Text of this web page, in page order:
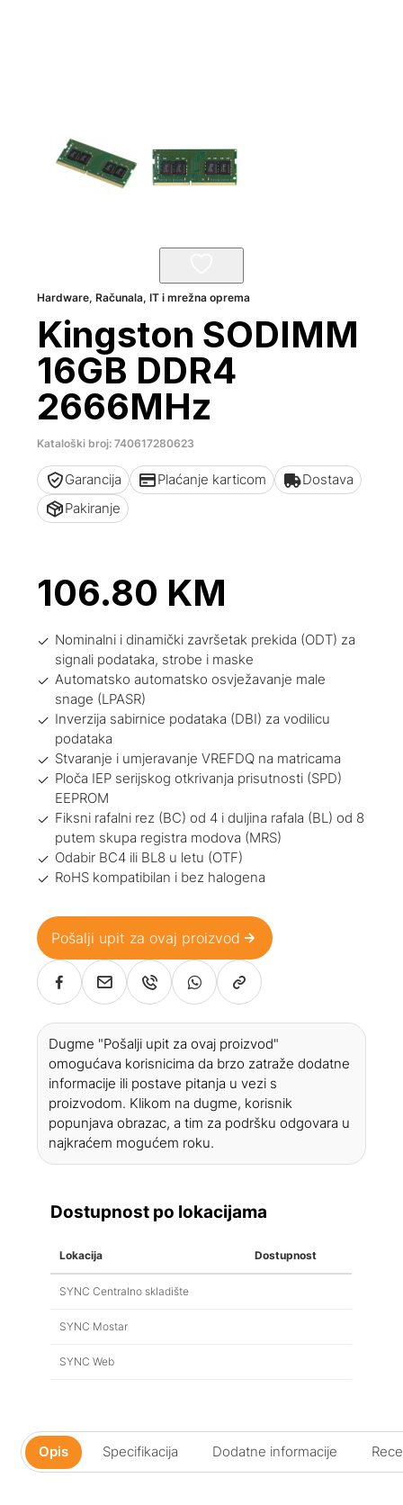
Hardware,Računala, IT i mrežna oprema
Kingston SODIMM
16GB DDR4
2666MHz
Kataloški broj: 740617280623
Garancija Plaćanje karticom
Dostava
Pakiranje
106.80 KM
Nominalni i dinamički završetak prekida (ODT) za
signali podataka, strobe i maske
Automatsko automatsko osvježavanje male
snage (LPASR)
Inverzija sabirnice podataka (DBI) za vodilicu
podataka
Stvaranje i umjeravanje VREFDQ na matricama
Ploča IEP serijskog otkrivanja prisutnosti (SPD)
EEPROM
Fiksni rafalni rez (BC) od 4 i duljina rafala (BL) od 8
putem skupa registra modova (MRS)
Odabir BC4 ili BL8 u letu (OTF)
RoHS kompatibilan i bez halogena
Pošalji upit za ovaj proizvod
Dugme "Pošalji upit za ovaj proizvod"
omogućava korisnicima da brzo zatraže dodatne
informacije ili postave pitanja u vezi s
proizvodom. Klikom na dugme, korisnik
popunjava obrazac, a tim za podršku odgovara u
najkraćem mogućem roku.
Dostupnost po lokacijama
Lokacija Dostupnost
SYNC Centralno skladište
SYNC Mostar
SYNC Web
Opis Specifikacija Dodatne informacije